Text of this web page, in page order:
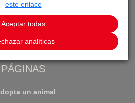
de animales en la Comunidad
de Madrid
PÁGINAS
un animal
este enlace
Aceptar todas
analíticas